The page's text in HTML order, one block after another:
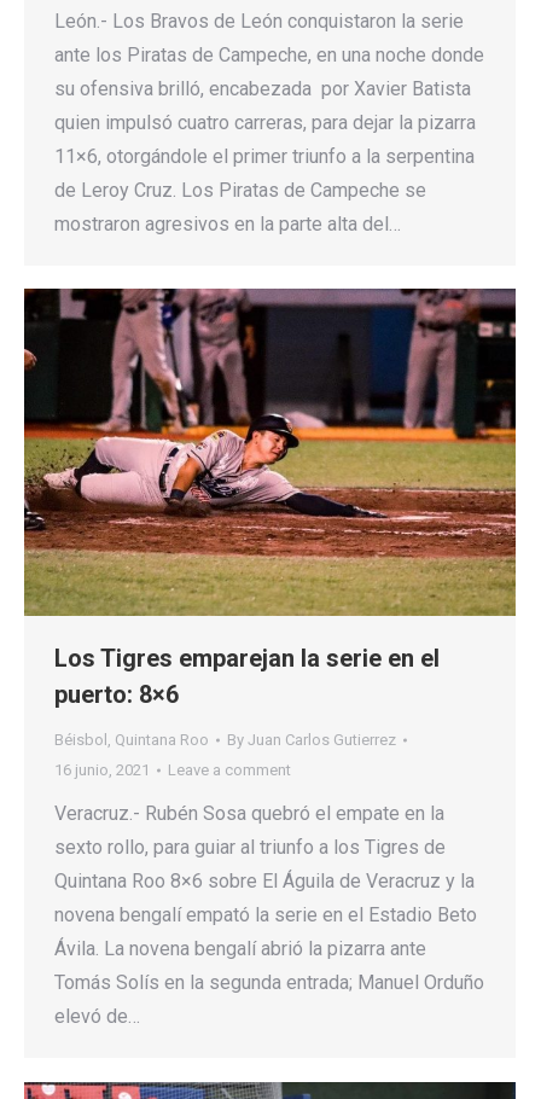
León.- Los Bravos de León conquistaron la serie
ante los Piratas de Campeche, en una noche donde
su ofensiva brilló, encabezada por Xavier Batista
quien impulsó cuatro carreras, para dejar la pizarra
11×6, otorgándole el primer triunfo a la serpentina
de Leroy Cruz. Los Piratas de Campeche se
mostraron agresivos en la parte alta del…
Los Tigres emparejan la serie en el
puerto: 8×6
Béisbol , Quintana Roo By Juan Carlos Gutierrez
16 junio, 2021
Leave a comment
Veracruz.- Rubén Sosa quebró el empate en la
sexto rollo, para guiar al triunfo a los Tigres de
Quintana Roo 8×6 sobre El Águila de Veracruz y la
novena bengalí empató la serie en el Estadio Beto
Ávila. La novena bengalí abrió la pizarra ante
Tomás Solís en la segunda entrada; Manuel Orduño
elevó de…